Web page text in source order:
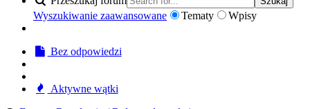
Wyszukiwanie zaawansowane Tematy Wpisy
Bez odpowiedzi
Aktywne wątki